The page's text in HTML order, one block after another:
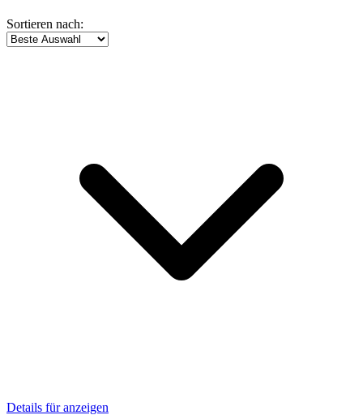
Sortieren nach:
Details für anzeigen